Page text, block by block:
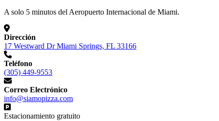
A solo 5 minutos del Aeropuerto Internacional de Miami.
Dirección
17 Westward Dr Miami Springs, FL 33166
Teléfono
(305) 449-9553
Correo Electrónico
info@siamopizza.com
Estacionamiento gratuito